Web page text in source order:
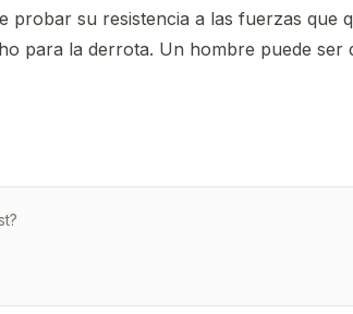
probar su resistencia a las fuerzas que
para la derrota. Un hombre puede ser